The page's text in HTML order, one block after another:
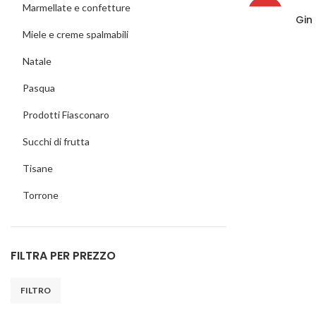
Marmellate e confetture
Miele e creme spalmabili
Natale
Pasqua
Prodotti Fiasconaro
Succhi di frutta
Tisane
Torrone
FILTRA PER PREZZO
FILTRO